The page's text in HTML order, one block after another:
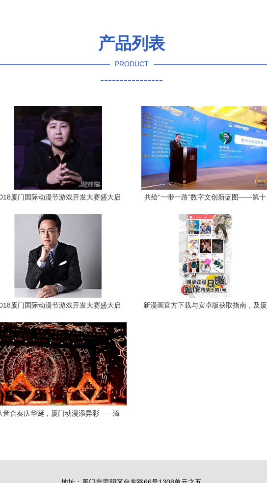
产品列表
PRODUCT
----------------
厦门国际动漫节游戏开发大赛盛大启
共绘“一带一路”数字文创新蓝图——第十
召开
厦门国际动漫节游戏开发大赛盛大启
新漫画官方下载与安卓版获取指南，及厦
音合奏庆华诞，厦门动漫添异彩——漳